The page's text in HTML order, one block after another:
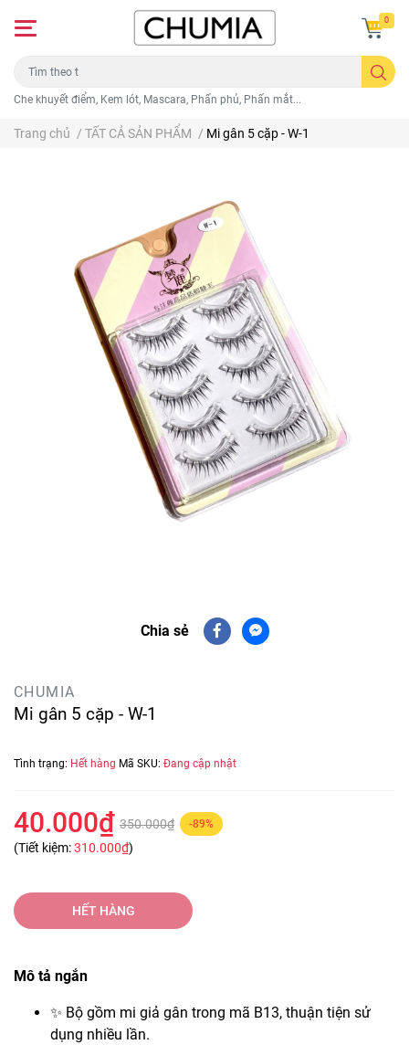
Che khuyết điểm, Kem lót, Mascara, Phấn phủ, Phấn mắt...
0
Trang chủ / TẤT CẢ SẢN PHẨM / Mi gân 5 cặp - W-1
Chia sẻ
CHUMIA
Mi gân 5 cặp - W-1
Tình trạng: Hết hàng Mã SKU: Đang cập nhật
40.000₫ 350.000₫ -89%
(Tiết kiệm:310.000₫)
HẾT HÀNG
Mô tả ngắn
✨ Bộ gồm mi giả gân trong mã B13, thuận tiện sử
dụng nhiều lần.